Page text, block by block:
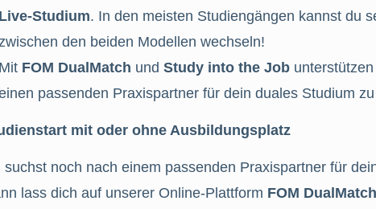
Live-Studium. In den meisten Studiengängen kannst du
den beiden Modellen wechseln!
Mit FOM DualMatch und Study into the Job
passenden Praxispartner für dein duales Studium
mit oder ohne Ausbildungsplatz
suchst noch nach einem passenden Praxispartner für
lass dich auf unserer Online-Plattform FOM